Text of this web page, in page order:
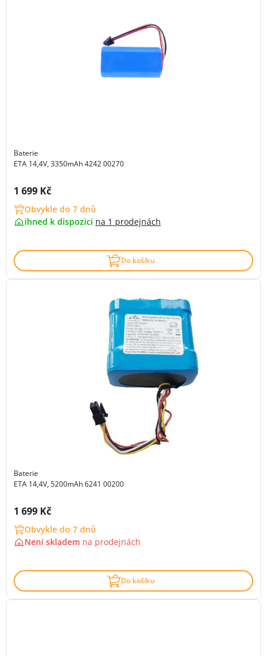
Baterie
ETA 14,4V, 3350mAh 4242 00270
Cena s DPH:
1 699 Kč
Obvykle do 7 dnů
ihned k dispozici na 1 prodejnách
Do košíku
Baterie
ETA 14,4V, 5200mAh 6241 00200
Cena s DPH:
1 699 Kč
Obvykle do 7 dnů
Není skladem na prodejnách
Do košíku